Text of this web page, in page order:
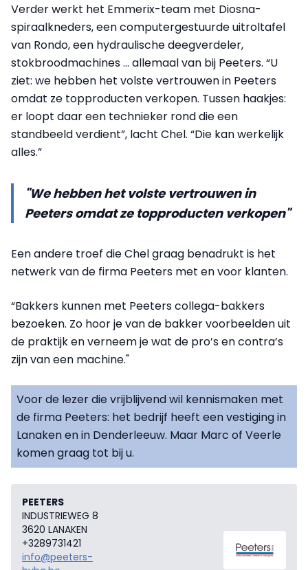
Verder werkt het Emmerix-team met Diosna-
spiraalkneders, een computergestuurde uitroltafel
van Rondo, een hydraulische deegverdeler,
stokbroodmachines ... allemaal van bij Peeters. “U
ziet: we hebben het volste vertrouwen in Peeters
omdat ze topproducten verkopen. Tussen haakjes:
er loopt daar een technieker rond die een
standbeeld verdient”, lacht Chel. “Die kan werkelijk
alles.”
"We hebben het volste vertrouwen in
Peeters omdat ze topproducten verkopen"
Een andere troef die Chel graag benadrukt is het
netwerk van de firma Peeters met en voor klanten.
“Bakkers kunnen met Peeters collega-bakkers
bezoeken. Zo hoor je van de bakker voorbeelden uit
de praktijk en verneem je wat de pro’s en contra’s
zijn van een machine."
Voor de lezer die vrijblijvend wil kennismaken met
de firma Peeters: het bedrijf heeft een vestiging in
Lanaken en in Denderleeuw. Maar Marc of Veerle
komen graag tot bij u.
PEETERS
INDUSTRIEWEG 8
3620 LANAKEN
+3289731421
info@peeters-